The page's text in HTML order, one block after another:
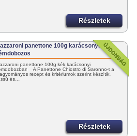
Részletek
panettone 100g karácsonyi
panettone 100g kék karácsonyi
A Panettone Chiostro di Saronno-t a
recept és kritériumok szerint készítik,
és…
Részletek